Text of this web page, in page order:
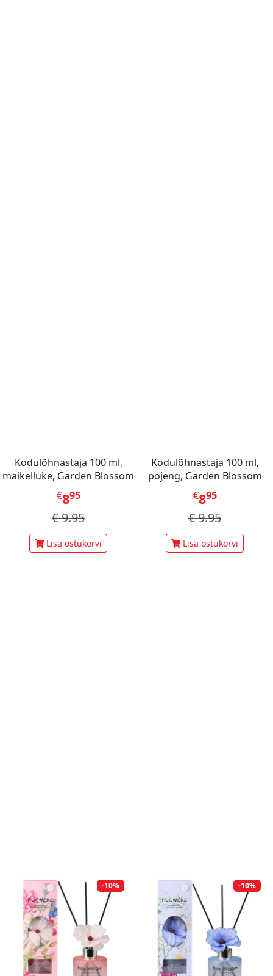
Kodulõhnastaja 100 ml,
maikelluke, Garden Blossom
€895
€9.95
Lisa ostukorvi
Kodulõhnastaja 100 ml,
pojeng, Garden Blossom
€895
€9.95
Lisa ostukorvi
-10% -10%